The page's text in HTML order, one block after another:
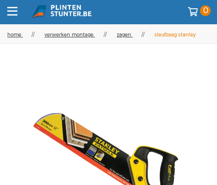
0
home // verwerken montage // zagen // sleufzaag stanley